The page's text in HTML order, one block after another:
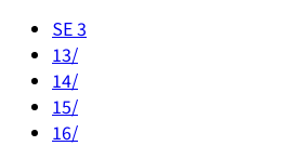
SE 3
13/
14/
15/
16/